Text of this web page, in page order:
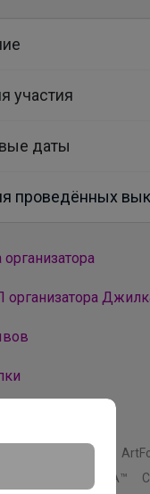
участия
даты
проведённых
организатора
организатора
ArtFox™
BOSHIKA™